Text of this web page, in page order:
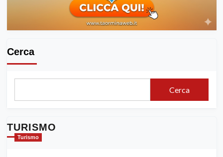
Cerca
Cerca
TURISMO
Turismo